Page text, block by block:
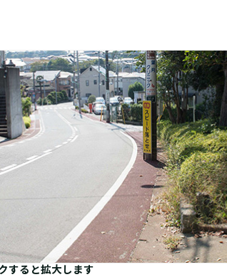
すると拡大します